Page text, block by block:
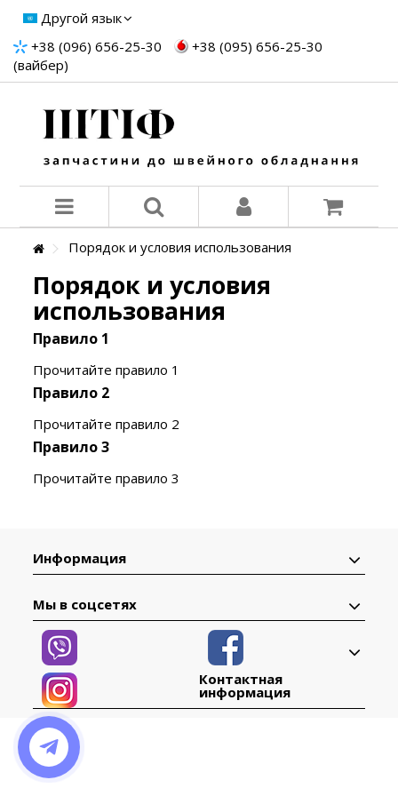
Другой язык
+38 (096) 656-25-30
+38 (095) 656-25-30
(вайбер)
Порядок и условия использования
Порядок и условия
использования
Правило 1
Прочитайте правило 1
Правило 2
Прочитайте правило 2
Правило 3
Прочитайте правило 3
Информация
Мы в соцсетях
Контактная
информация